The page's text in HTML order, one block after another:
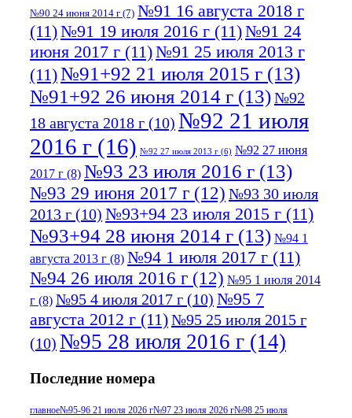
№90 24 июня 2014 г (7) №91 16 августа 2018 г
(11)№91 19 июля 2016 г (11)№91 24
июня 2017 г (11)№91 25 июля 2013 г
(11)№91+92 21 июля 2015 г (13)
№91+92 26 июня 2014 г (13)№92
18 августа 2018 г (10) №92 21 июля
2016 г (16) №92 27 июля 2013 г (6) №92 27 июня
2017 г (8) №93 23 июля 2016 г (13)
№93 29 июня 2017 г (12) №93 30 июля
2013 г (10) №93+94 23 июля 2015 г (11)
№93+94 28 июня 2014 г (13) №94 1
августа 2013 г (8) №94 1 июля 2017 г (11)
№94 26 июля 2016 г (12) №95 1 июля 2014
г (8) №95 4 июля 2017 г (10) №95 7
августа 2012 г (11)№95 25 июля 2015 г
(10) №95 28 июля 2016 г (14)
июля 2017 г(11)№96 9 августа 2012
г(13) №96 28 июля 2015 г(9) №96+97 3
Последние номера
главное№95-96 21 июля 2026 г№97 23 июля 2026 г№98 25 июля